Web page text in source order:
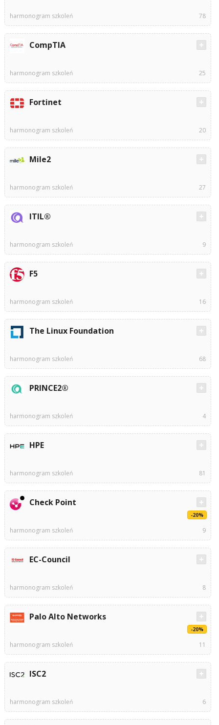
harmonogram szkoleń 78
CompTIA
harmonogram szkoleń 25
Fortinet
harmonogram szkoleń 20
Mile2
harmonogram szkoleń 27
ITIL®
harmonogram szkoleń 9
F5
harmonogram szkoleń 16
The Linux Foundation
harmonogram szkoleń 68
PRINCE2®
harmonogram szkoleń 4
HPE
harmonogram szkoleń 81
Check Point
-20%
harmonogram szkoleń 9
EC-Council
harmonogram szkoleń 8
Palo Alto Networks
-20%
harmonogram szkoleń 11
ISC2
harmonogram szkoleń 6